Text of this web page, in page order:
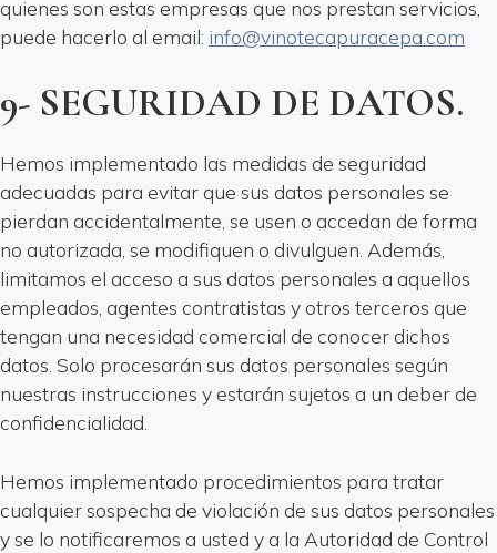
quienes son estas empresas que nos prestan servicios,
puede hacerlo al email: info@vinotecapuracepa.com
9- SEGURIDAD DE DATOS.
Hemos implementado las medidas de seguridad
adecuadas para evitar que sus datos personales se
pierdan accidentalmente, se usen o accedan de forma
no autorizada, se modifiquen o divulguen. Además,
limitamos el acceso a sus datos personales a aquellos
empleados, agentes contratistas y otros terceros que
tengan una necesidad comercial de conocer dichos
datos. Solo procesarán sus datos personales según
nuestras instrucciones y estarán sujetos a un deber de
confidencialidad.
Hemos implementado procedimientos para tratar
cualquier sospecha de violación de sus datos personales
y se lo notificaremos a usted y a la Autoridad de Control